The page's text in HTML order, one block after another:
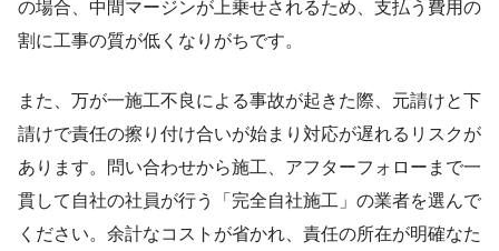
の場合、中間マージンが上乗せされるため、支払う費用の
割に工事の質が低くなりがちです。
また、万が一施工不良による事故が起きた際、元請けと下
請けで責任の擦り付け合いが始まり対応が遅れるリスクが
あります。問い合わせから施工、アフターフォローまで一
貫して自社の社員が行う「完全自社施工」の業者を選んで
ください。余計なコストが省かれ、責任の所在が明確なた